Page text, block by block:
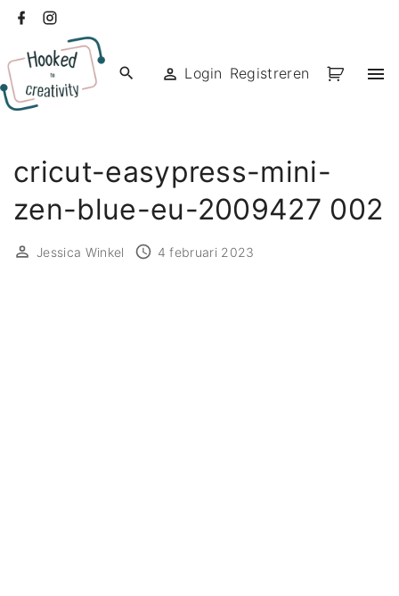
de
inhoud
facebook
Login Registreren
cricut-easypress-mini-
zen-blue-eu-2009427 002
Jessica Winkel 4 februari 2023